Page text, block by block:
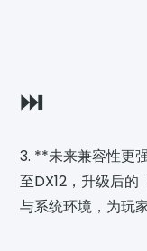
⏭️
3. **未来兼容性更
至DX12，升级后
与系统环境，为玩